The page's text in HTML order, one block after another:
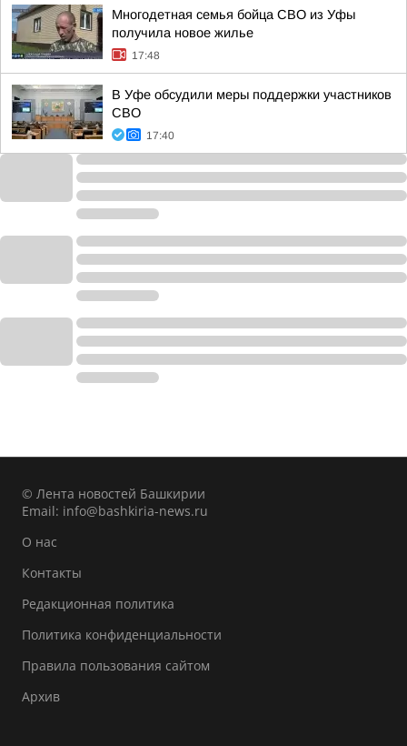
Многодетная семья бойца СВО из Уфы
получила новое жилье
17:48
В Уфе обсудили меры поддержки участников
СВО
17:40
© Лента новостей Башкирии
Email: info@bashkiria-news.ru
О нас
Контакты
Редакционная политика
Политика конфиденциальности
Правила пользования сайтом
Архив